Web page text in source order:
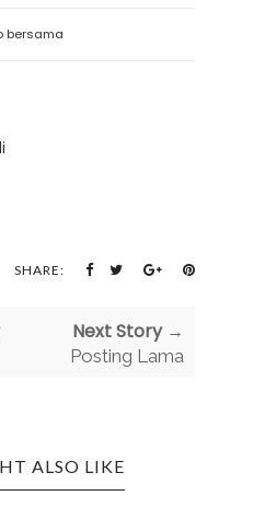
bersama
SHARE:
Next Story →
Posting Lama
ALSO LIKE